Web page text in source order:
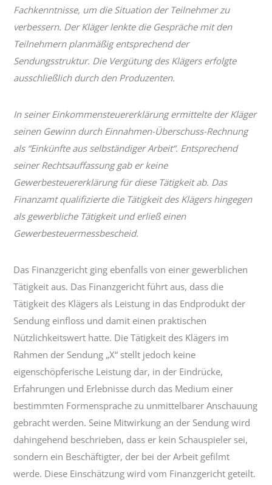
Fachkenntnisse, um die Situation der Teilnehmer zu
verbessern. Der Kläger lenkte die Gespräche mit den
Teilnehmern planmäßig entsprechend der
Sendungsstruktur. Die Vergütung des Klägers erfolgte
ausschließlich durch den Produzenten.
In seiner Einkommensteuererklärung ermittelte der Kläger
seinen Gewinn durch Einnahmen-Überschuss-Rechnung
als “Einkünfte aus selbständiger Arbeit“. Entsprechend
seiner Rechtsauffassung gab er keine
Gewerbesteuererklärung für diese Tätigkeit ab. Das
Finanzamt qualifizierte die Tätigkeit des Klägers hingegen
als gewerbliche Tätigkeit und erließ einen
Gewerbesteuermessbescheid.
Das Finanzgericht ging ebenfalls von einer gewerblichen
Tätigkeit aus. Das Finanzgericht führt aus, dass die
Tätigkeit des Klägers als Leistung in das Endprodukt der
Sendung einfloss und damit einen praktischen
Nützlichkeitswert hatte. Die Tätigkeit des Klägers im
Rahmen der Sendung „X“ stellt jedoch keine
eigenschöpferische Leistung dar, in der Eindrücke,
Erfahrungen und Erlebnisse durch das Medium einer
bestimmten Formensprache zu unmittelbarer Anschauung
gebracht werden. Seine Mitwirkung an der Sendung wird
dahingehend beschrieben, dass er kein Schauspieler sei,
sondern ein Beschäftigter, der bei der Arbeit gefilmt
werde. Diese Einschätzung wird vom Finanzgericht geteilt.